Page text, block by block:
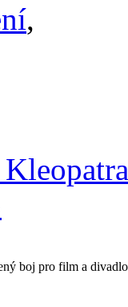
,
boj pro film a divadlo